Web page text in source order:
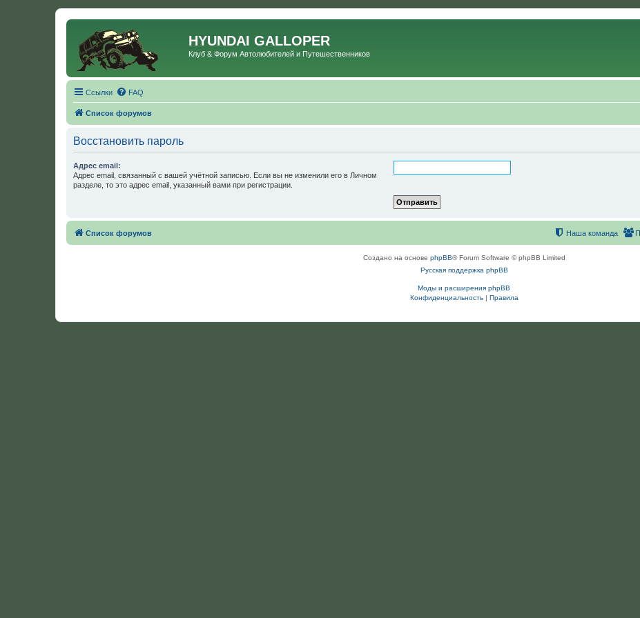
HYUNDAI GALLOPER
Клуб & Форум Автолюбителей и Путешественников
Ссылки FAQ
Список форумов
Восстановить пароль
Адрес email:
Адрес email, связанный с вашей учётной записью. Если вы не изменили его в Личном
разделе, то это адрес email, указанный вами при регистрации.
Список форумов Наша команда
Создано на основе phpBB® Forum Software © phpBB Limited
Русская поддержка phpBB
Моды и расширения phpBB
Конфиденциальность| Правила